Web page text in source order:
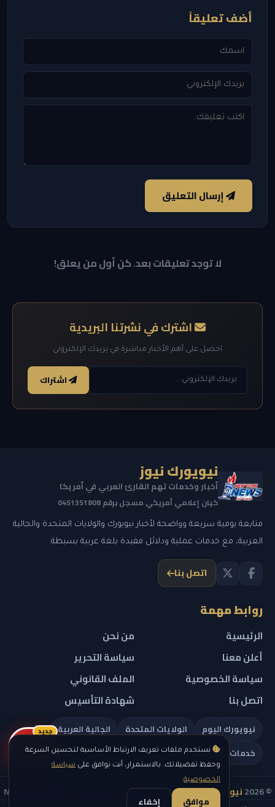
نستخدم ملفات تعريف الارتباط الأساسية لتحسين السرعة
وحفظ تفضيلاتك. بالاستمرار، أنت توافق على سياسة
الخصوصية.
موافق إخفاء
أضف تعليقاً
إرسال التعليق
لا توجد تعليقات بعد. كن أول من يعلق!
اشترك في نشرتنا البريدية
احصل على أهم الأخبار مباشرة في بريدك الإلكتروني
اشتراك
نيويورك نيوز
أخبار وخدمات تهم القارئ العربي في أمريكا
كيان إعلامي أمريكي مسجل برقم 0451351808
متابعة يومية سريعة وواضحة لأخبار نيويورك والولايات المتحدة والجالية
العربية، مع خدمات عملية ودلائل مفيدة بلغة عربية بسيطة.
اتصل بنا
روابط مهمة
الرئيسية
من نحن
أعلن معنا
سياسة التحرير
سياسة الخصوصية
الملف القانوني
اتصل بنا
شهادة التأسيس
نيويورك اليوم الولايات المتحدة
الجالية العربية
خدمات تهمك
© 2026 نيويورك نيوز
— جميع الحقوق محفوظة — NEW YORK NEWS
ريلز
جديد